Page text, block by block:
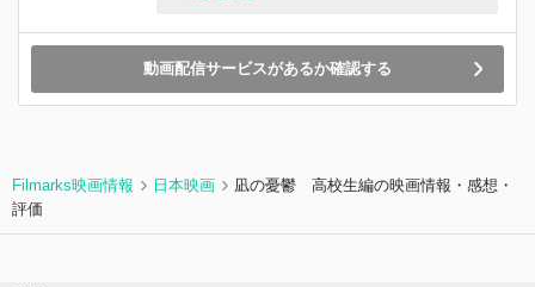
ま⼈⽣を過ごしてしまっていると。それからのス
ミコは⾃分と会話しながら⽇々を過ごす。実家に
いる猫のおこげが彼⼥にとってとても⼤事であ
る。馴染めない空間に馴染もうと挑んだ後は、美
要のないところまで思い出してしまう。くしゃみ
う。⼤学を卒業して⼊社した会社を４ヶ⽉でやめ
動画配信サービスがあるか確認する
Filmarks映画情報 日本映画
凪の憂鬱 高校生編の映画情報・感想・
評価